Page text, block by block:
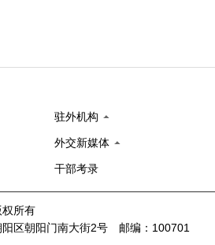
驻外机构
外交新媒体
干部考录
所有
区朝阳门南大街2号 邮编：100701